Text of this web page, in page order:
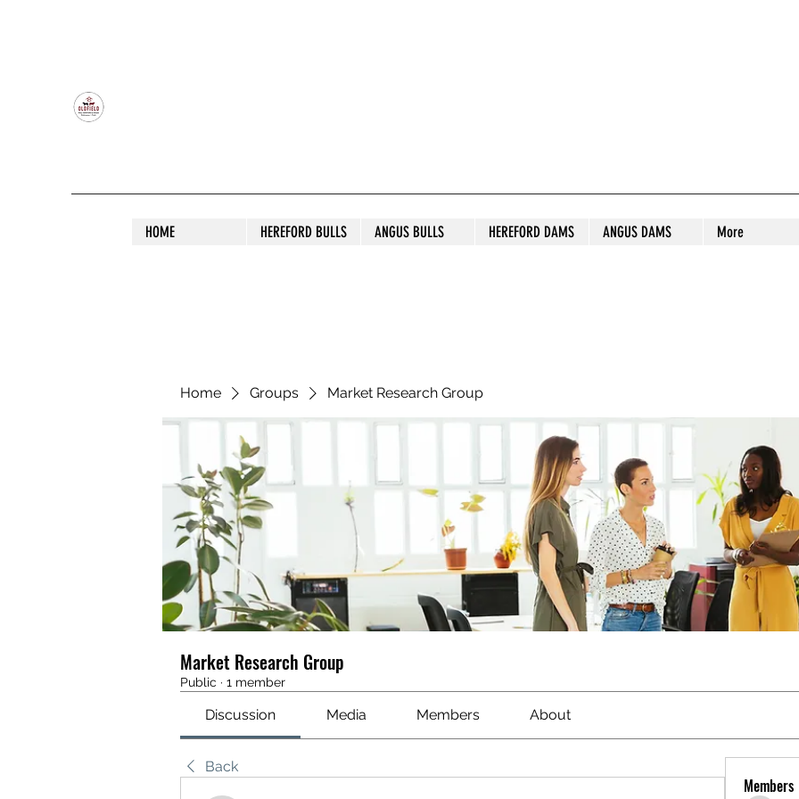
HOME HEREFORD BULLS ANGUS BULLS HEREFORD DAMS ANGUS DAMS More
Home Groups Market Research Group
Market Research Group
Public · 1 member
Discussion Media Members About
Back
Members